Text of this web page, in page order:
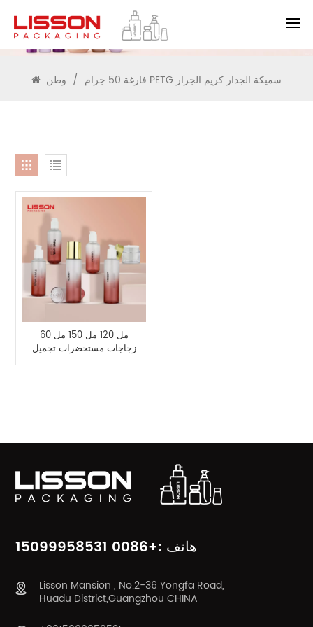
يبحث
/ فارغة 50 جرام PETG سميكة الجدار كريم الجرار
60 مل 120 مل 150 مل
زجاجات مستحضرات تجميل
سميكة الجدار PETG فارغة
هاتف :+0086 15099958531
Lisson Mansion , No.2-36 Yongfa Road,
Huadu District,Guangzhou CHINA